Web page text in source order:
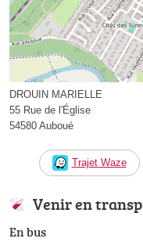
DROUIN MARIELLE
55 Rue de l'Église
54580 Auboué
Trajet Waze
Venir en
En bus